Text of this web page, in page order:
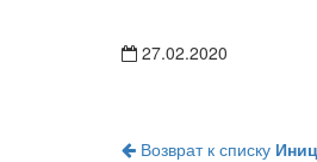
27.02.2020
Возврат к списку